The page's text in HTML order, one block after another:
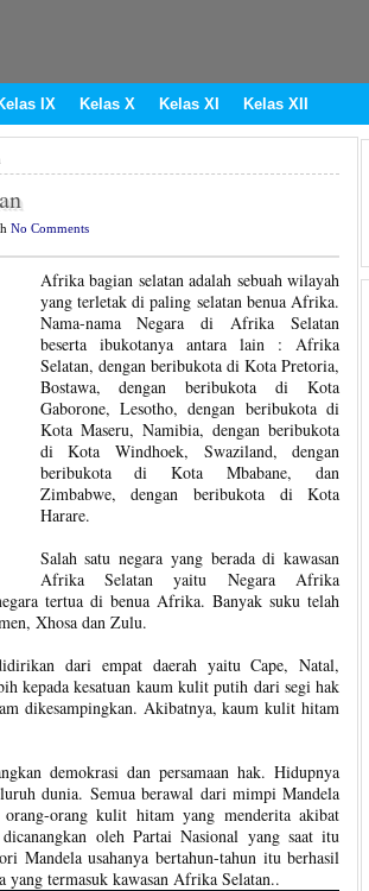
IX Kelas X Kelas XI Kelas XII
No Comments
Afrika bagian selatan adalah sebuah wilayah
yang terletak di paling selatan benua Afrika.
Nama-nama Negara di Afrika Selatan
beserta ibukotanya antara lain : Afrika
Selatan, dengan beribukota di Kota Pretoria,
Bostawa, dengan beribukota di Kota
Gaborone, Lesotho, dengan beribukota di
Kota Maseru, Namibia, dengan beribukota
di Kota Windhoek, Swaziland, dengan
beribukota di Kota Mbabane, dan
Zimbabwe, dengan beribukota di Kota
Harare.
Salah satu negara yang berada di kawasan
Afrika Selatan yaitu Negara Afrika
tertua di benua Afrika. Banyak suku telah
Xhosa dan Zulu.
dari empat daerah yaitu Cape, Natal,
kepada kesatuan kaum kulit putih dari segi hak
dikesampingkan. Akibatnya, kaum kulit hitam
demokrasi dan persamaan hak. Hidupnya
dunia. Semua berawal dari mimpi Mandela
orang kulit hitam yang menderita akibat
oleh Partai Nasional yang saat itu
Mandela usahanya bertahun-tahun itu berhasil
termasuk kawasan Afrika Selatan..